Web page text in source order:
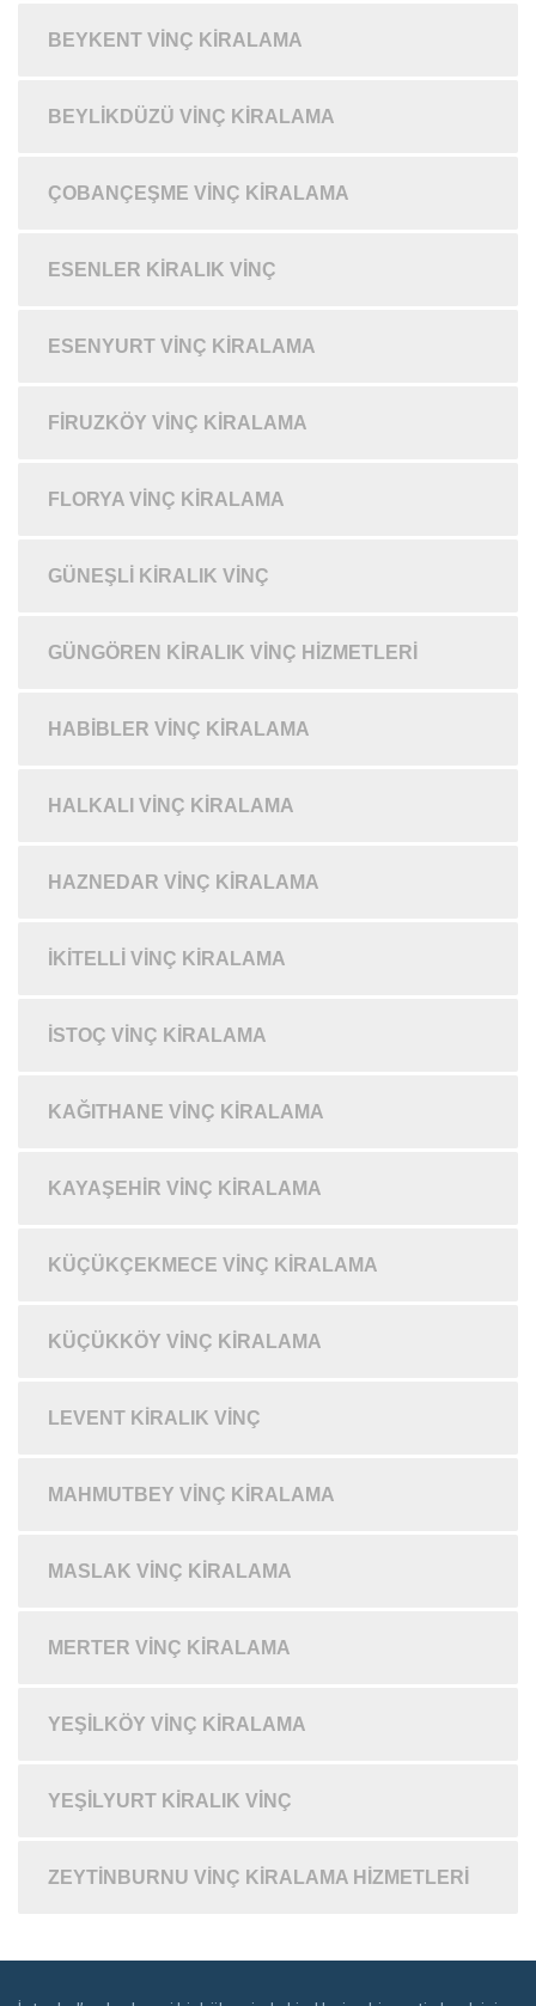
BEYKENT VINÇ KIRALAMA
BEYLIKDÜZÜ VINÇ KIRALAMA
ÇOBANÇEŞME VINÇ KIRALAMA
ESENLER KIRALIK VINÇ
ESENYURT VINÇ KIRALAMA
FIRUZKÖY VINÇ KIRALAMA
FLORYA VINÇ KIRALAMA
GÜNEŞLI KIRALIK VINÇ
GÜNGÖREN KIRALIK VINÇ HIZMETLERI
HABIBLER VINÇ KIRALAMA
HALKALI VINÇ KIRALAMA
HAZNEDAR VINÇ KIRALAMA
İKITELLI VINÇ KIRALAMA
İSTOÇ VINÇ KIRALAMA
KAĞITHANE VINÇ KIRALAMA
KAYAŞEHIR VINÇ KIRALAMA
KÜÇÜKÇEKMECE VINÇ KIRALAMA
KÜÇÜKKÖY VINÇ KIRALAMA
LEVENT KIRALIK VINÇ
MAHMUTBEY VINÇ KIRALAMA
MASLAK VINÇ KIRALAMA
MERTER VINÇ KIRALAMA
YEŞILKÖY VINÇ KIRALAMA
YEŞILYURT KIRALIK VINÇ
ZEYTINBURNU VINÇ KIRALAMA HIZMETLERI